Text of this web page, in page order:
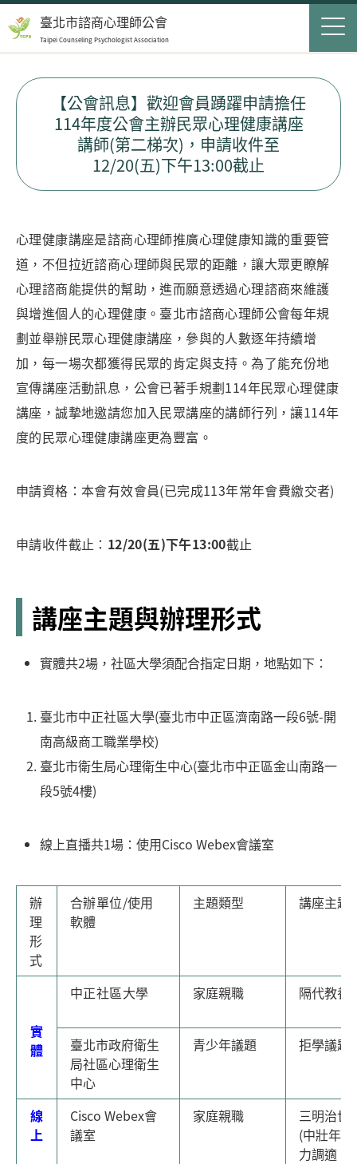
最新消息
會員服務
民眾服務
登入 申請入會
搜尋表單
搜尋
Jump to Navigation
Jump to Main content
【公會訊息】歡迎會員踴躍申請擔任
114年度公會主辦民眾心理健康講座
講師(第二梯次)，申請收件至
12/20(五)下午13:00截止
心理健康講座是諮商心理師推廣心理健康知識的重要管
道，不但拉近諮商心理師與民眾的距離，讓大眾更瞭解
心理諮商能提供的幫助，進而願意透過心理諮商來維護
與增進個人的心理健康。臺北市諮商心理師公會每年規
劃並舉辦民眾心理健康講座，參與的人數逐年持續增
加，每一場次都獲得民眾的肯定與支持。為了能充份地
宣傳講座活動訊息，公會已著手規劃114年民眾心理健康
講座，誠摯地邀請您加入民眾講座的講師行列，讓114年
度的民眾心理健康講座更為豐富。
申請資格：本會有效會員(已完成113年常年會費繳交者)
申請收件截止： 12/20(五)下午13:00截止
講座主題與辦理形式
實體共2場，社區大學須配合指定日期，地點如下：
臺北市中正社區大學(臺北市中正區濟南路一段6號-開
南高級商工職業學校)
臺北市衛生局心理衛生中心(臺北市中正區金山南路一
段5號4樓)
線上直播共1場：使用Cisco Webex會議室
辦
理
形
式
合辦單位/使用
軟體
主題類型 講座主題
實
體
中正社區大學 家庭親職 隔代教養
臺北市政府衛生
局社區心理衛生
中心
青少年議題 拒學議題
線
上
Cisco Webex會
議室
家庭親職
三明治世
(中壯年)
力調適
臺北市諮商心理師公會
Taipei Counseling Psychologist Association